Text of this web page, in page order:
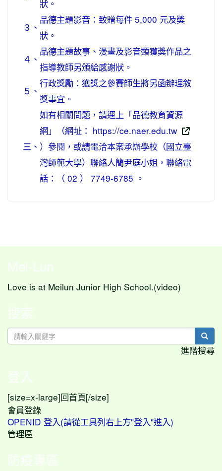
狀。
３、
品德主題影音：致贈每件 5,000 元及獎
狀。
４、
品德主題故事、漫畫及影音類獲獎作品之
指導教師另頒給感謝狀。
５、
行政獎勵：獲獎之參賽師生將另函辦理敘
獎事宜。
三、
如有相關問題，請逕上「品德教育資源
網」（網址： https://ce.naer.edu.tw
）參閱，或請電洽本案承辦學校（國立臺
灣師範大學）聯絡人簡尹庭小姐，聯絡電
話：（ 02 ） 7749-6785 。
Mei-Lun
Love is at Meilun Junior High School.(video)
搜索
進階搜尋
登入
[size=x-large] 回首頁[/size]
會員登錄
OPENID 登入(請從工具列右上方"登入"進入)
管理區
防疫專區